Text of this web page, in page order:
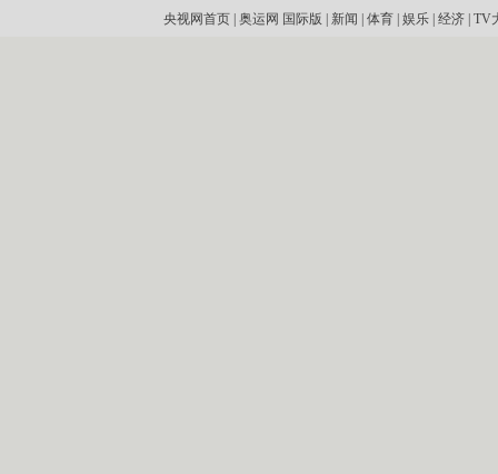
央视网首页| 奥运网 国际版 新闻 体育| 娱乐| 经济| TV